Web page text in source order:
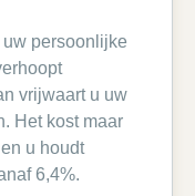
uw persoonlijke
vrijwaart u uw
Het kost maar
u houdt
6,4%.